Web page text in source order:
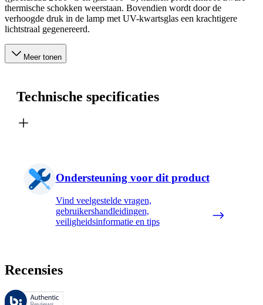
thermische schokken weerstaan. Bovendien wordt door de
verhoogde druk in de lamp met UV-kwartsglas een krachtigere
lichtstraal gegenereerd.
Meer tonen
Technische specificaties
Ondersteuning voor dit product
Vind veelgestelde vragen,
gebruikershandleidingen,
veiligheidsinformatie en tips
Recensies
Deze beoordelingen worden beheerd door Bazaarvoice en voldoen